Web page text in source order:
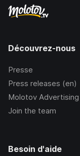
Découvrez-nous
Presse
Press releases (en)
Molotov Advertising
Join the team
Besoin d'aide